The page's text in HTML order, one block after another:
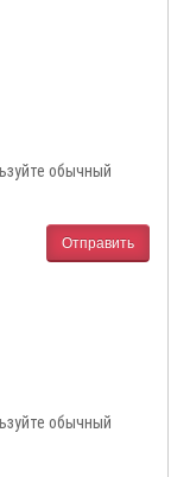
обычный
Отправить
обычный